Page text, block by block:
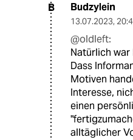
B Budzylein
13.07.2023,
@oldleft:
Natürlich
Dass
Motiven
Interesse,
einen
alltäglicher